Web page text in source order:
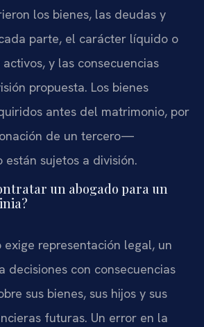
los bienes, las deudas y
parte, el carácter líquido o
y las consecuencias
propuesta. Los bienes
antes del matrimonio, por
de un tercero—
sujetos a división.
un abogado para un
representación legal, un
decisiones con consecuencias
sus bienes, sus hijos y sus
futuras. Un error en la